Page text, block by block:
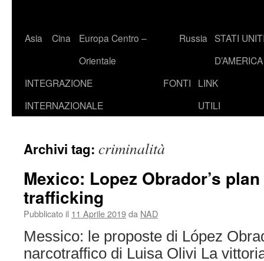
Asia Cina
Europa Centro –
Orientale
Russia STATI
D’AMERICA
INTEGRAZIONE
INTERNAZIONALE
FONTI
LINK
UTILI
Archivi tag: criminalità
Mexico: Lopez Obrador’s
trafficking
Pubblicato il 11 Aprile 2019da NAD
Messico: le proposte di López
narcotraffico di Luisa Olivi La